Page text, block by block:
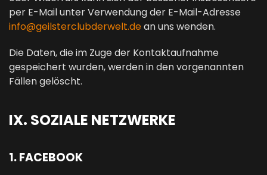
per E-Mail unter Verwendung der E-Mail-Adresse
info@geilsterclubderwelt.dean uns wenden.
Die Daten, die im Zuge der Kontaktaufnahme
gespeichert wurden, werden in den vorgenannten
Fällen gelöscht.
IX. SOZIALE NETZWERKE
1. FACEBOOK